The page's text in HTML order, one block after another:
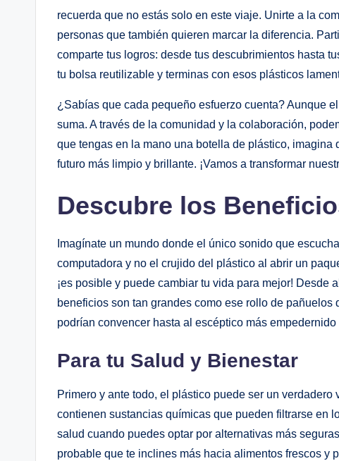
recuerda que no estás‍ solo en este viaje. Unirte a la
personas⁤ que también⁢ quieren marcar la ‍diferencia.
comparte tus logros: desde tus descubrimientos hasta
tu bolsa reutilizable y terminas con esos ​plásticos
¿Sabías que cada ⁤pequeño esfuerzo cuenta? Aunque
suma. A ​través de la comunidad y ‌la colaboración,
que tengas en‍ la ⁤mano una botella de plástico,
futuro más ⁤limpio y ⁢brillante.​ ¡Vamos a transformar
Descubre los
Imagínate un mundo​ donde el ⁣único sonido que
⁢computadora y no el ⁤crujido del ⁢plástico al abrir un
¡es posible y puede cambiar tu vida ⁢para mejor! Desde
beneficios son tan⁢ grandes como ‌ese rollo de⁤
podrían ‌convencer hasta⁣ al⁣ escéptico ⁢más
Para ⁣tu Salud y Bienestar
Primero ⁤y​ ante​ todo, el plástico puede ser un
contienen sustancias químicas que pueden filtrarse en
salud ⁤cuando ⁤puedes optar ⁤por alternativas más
probable que te inclines más hacia alimentos frescos y